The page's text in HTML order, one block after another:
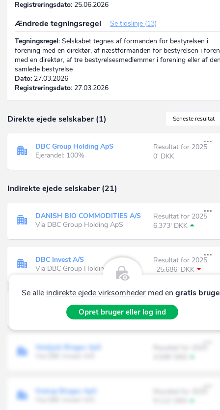
Registreringsdato: 25.06.2026
Ændrede tegningsregel
Se tidslinje (13)
Tegningsregel: Selskabet tegnes af formanden for bestyrelsen i
forening med en direktør, af næstformanden for bestyrelsen i
med en direktør, af tre bestyrelsesmedlemmer i forening eller af
samlede bestyrelse
Dato: 27.03.2026
Registreringsdato: 27.03.2026
Seneste resultat
Direkte ejede selskaber (1)
DBC Group Holding ApS
Ejerandel: 100%
Resultat for 2025
0' DKK
Indirekte ejede selskaber (21)
DANISH BIO COMMODITIES A/S
Via DBC Group Holding ApS
Resultat for 2025
6.373' DKK
DBC Invest A/S
Via DBC Group Holding ApS
Resultat for 2025
-25.686' DKK
BioCarb Solution ApS
Via DANISH BIO COMMODITIES A/S
Resultat for 2025
2.361' DKK
Vestjysk Biogas ApS
Outrup Biogas ApS
Se alle indirekte ejede virksomhedermed en gratis
Opret bruger eller log ind